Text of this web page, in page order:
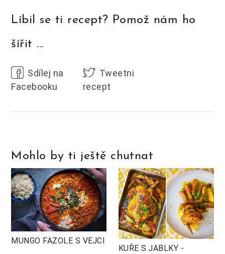
Líbil se ti recept? Pomož nám ho
šířit ...
Sdílej na
Facebooku
Tweetni
recept
Mohlo by ti ještě chutnat
MUNGO FAZOLE S VEJCI
KUŘE S JABLKY -